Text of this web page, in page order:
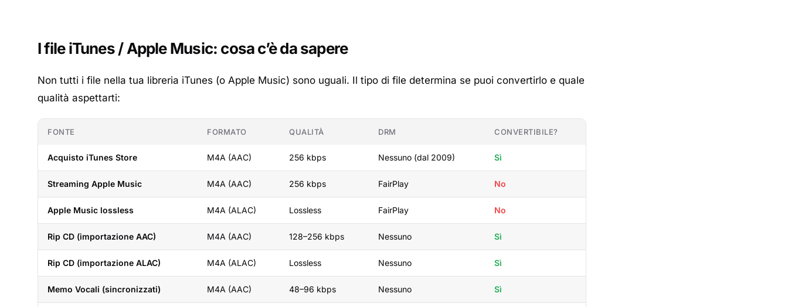
I file iTunes / Apple Music: cosa c’è da sapere
Non tutti i file nella tua libreria iTunes (o Apple Music) sono uguali. Il tipo di file determina se puoi convertirlo e quale
qualità aspettarti:
FONTE FORMATO QUALITÀ DRM CONVERTIBILE?
Acquisto iTunes Store M4A (AAC) 256 kbps Nessuno (dal 2009) Sì
Streaming Apple Music M4A (AAC) 256 kbps FairPlay No
Apple Music lossless M4A (ALAC) Lossless FairPlay No
Rip CD (importazione AAC) M4A (AAC) 128–256 kbps Nessuno Sì
Rip CD (importazione ALAC) M4A (ALAC) Lossless Nessuno Sì
Memo Vocali (sincronizzati) M4A (AAC) 48–96 kbps Nessuno Sì